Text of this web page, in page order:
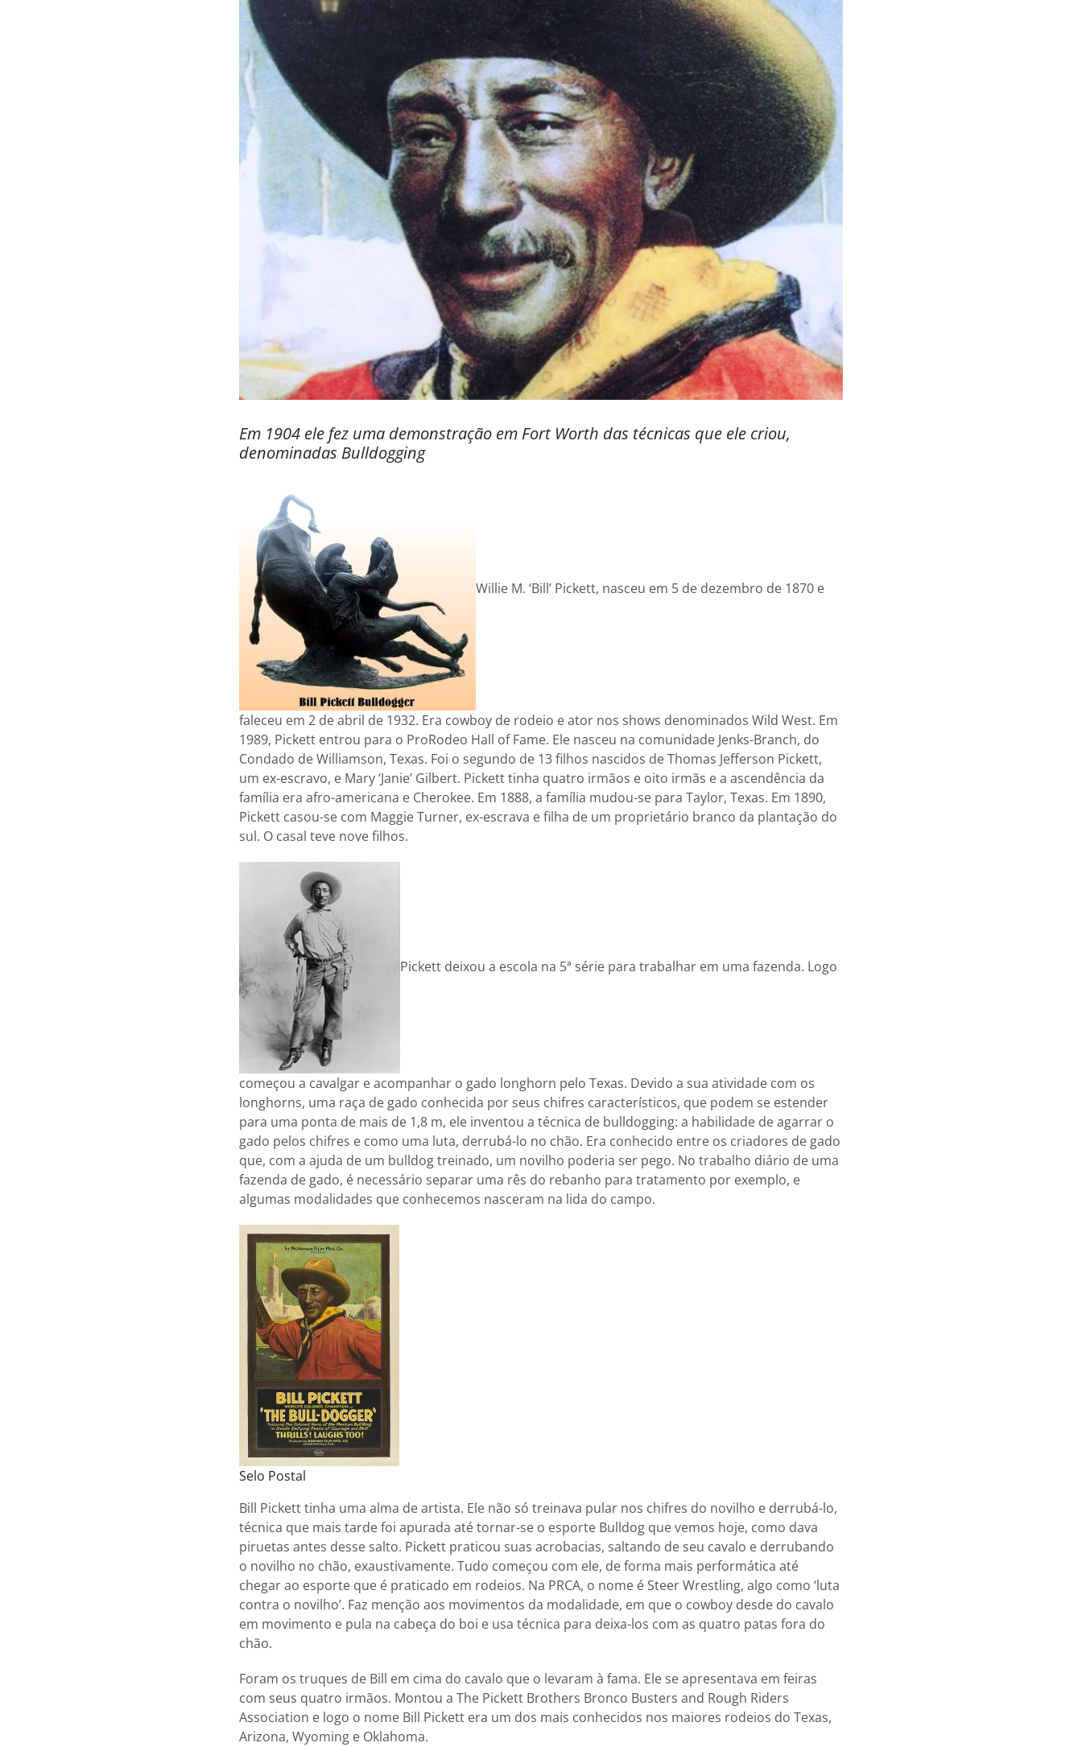
Em 1904 ele fez uma demonstração em Fort Worth das técnicas que ele criou,
denominadas Bulldogging
Willie M. ‘Bill’ Pickett, nasceu em 5 de dezembro de 1870 e
faleceu em 2 de abril de 1932. Era cowboy de rodeio e ator nos shows denominados Wild West. Em
1989, Pickett entrou para o ProRodeo Hall of Fame. Ele nasceu na comunidade Jenks-Branch, do
Condado de Williamson, Texas. Foi o segundo de 13 filhos nascidos de Thomas Jefferson Pickett,
um ex-escravo, e Mary ‘Janie’ Gilbert. Pickett tinha quatro irmãos e oito irmãs e a ascendência da
família era afro-americana e Cherokee. Em 1888, a família mudou-se para Taylor, Texas. Em 1890,
Pickett casou-se com Maggie Turner, ex-escrava e filha de um proprietário branco da plantação do
sul. O casal teve nove filhos.
Pickett deixou a escola na 5ª série para trabalhar em uma fazenda. Logo
começou a cavalgar e acompanhar o gado longhorn pelo Texas. Devido a sua atividade com os
longhorns, uma raça de gado conhecida por seus chifres característicos, que podem se estender
para uma ponta de mais de 1,8 m, ele inventou a técnica de bulldogging: a habilidade de agarrar o
gado pelos chifres e como uma luta, derrubá-lo no chão. Era conhecido entre os criadores de gado
que, com a ajuda de um bulldog treinado, um novilho poderia ser pego. No trabalho diário de uma
fazenda de gado, é necessário separar uma rês do rebanho para tratamento por exemplo, e
algumas modalidades que conhecemos nasceram na lida do campo.
Selo Postal
Bill Pickett tinha uma alma de artista. Ele não só treinava pular nos chifres do novilho e derrubá-lo,
técnica que mais tarde foi apurada até tornar-se o esporte Bulldog que vemos hoje, como dava
piruetas antes desse salto. Pickett praticou suas acrobacias, saltando de seu cavalo e derrubando
o novilho no chão, exaustivamente. Tudo começou com ele, de forma mais performática até
chegar ao esporte que é praticado em rodeios. Na PRCA, o nome é Steer Wrestling, algo como ‘luta
contra o novilho’. Faz menção aos movimentos da modalidade, em que o cowboy desde do cavalo
em movimento e pula na cabeça do boi e usa técnica para deixa-los com as quatro patas fora do
chão.
Foram os truques de Bill em cima do cavalo que o levaram à fama. Ele se apresentava em feiras
com seus quatro irmãos. Montou a The Pickett Brothers Bronco Busters and Rough Riders
Association e logo o nome Bill Pickett era um dos mais conhecidos nos maiores rodeios do Texas,
Arizona, Wyoming e Oklahoma.